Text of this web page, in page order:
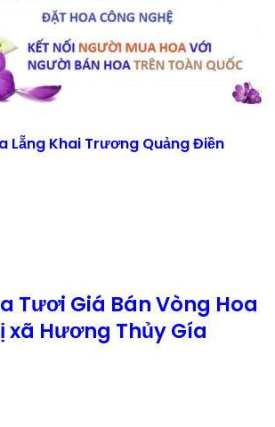
Lẵng Khai Trương Quảng Điền
Tươi Giá Bán Vòng Hoa
xã Hương Thủy Gía